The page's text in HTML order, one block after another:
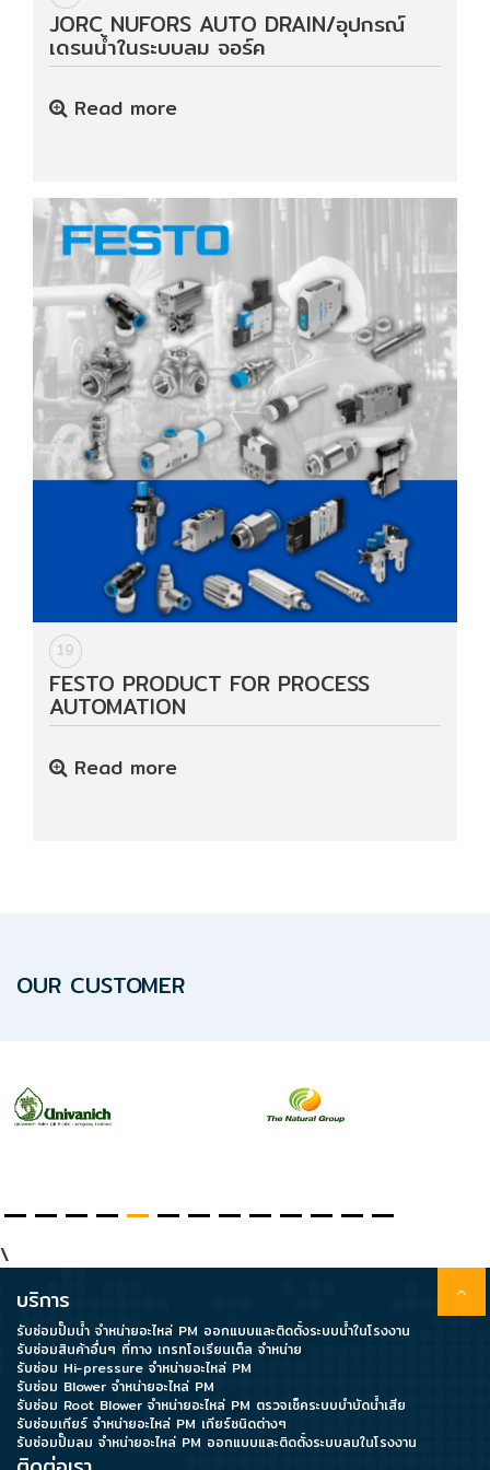
JORC NUFORS AUTO DRAIN/อุปกรณ์
เดรนน้ำในระบบลม จอร์ค
Read more
19
FESTO PRODUCT FOR PROCESS
AUTOMATION
Read more
OUR CUSTOMER
\
บริการ
รับซ่อมปั๊มน้ำ จำหน่ายอะไหล่ PM ออกแบบและติดตั้งระบบน้ำในโรงงาน
รับซ่อมสินค้าอื่นๆ ที่ทาง เกรทโอเรียนเต็ล จำหน่าย
รับซ่อม Hi-pressure จำหน่ายอะไหล่ PM
รับซ่อม Blower จำหน่ายอะไหล่ PM
รับซ่อม Root Blower จำหน่ายอะไหล่ PM ตรวจเช็คระบบบำบัดน้ำเสีย
รับซ่อมเกียร์ จำหน่ายอะไหล่ PM เกียร์ชนิดต่างๆ
รับซ่อมปั๊มลม จำหน่ายอะไหล่ PM ออกแบบและติดตั้งระบบลมในโรงงาน